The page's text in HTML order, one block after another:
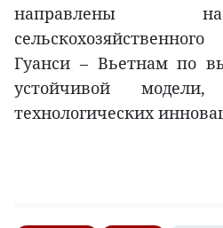
направлены
Гуанси – Вьетнам по
устойчивой
технологических